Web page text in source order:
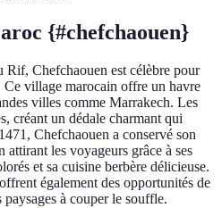
{#chefchaouen}
Rif, Chefchaouen est célèbre pour
Ce village marocain offre un havre
villes comme Marrakech. Les
créant un dédale charmant qui
Chefchaouen a conservé son
attirant les voyageurs grâce à ses
et sa cuisine berbère délicieuse.
également des opportunités de
à couper le souffle.